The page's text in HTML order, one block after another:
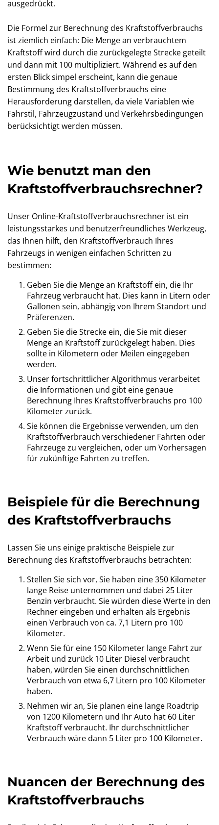
ausgedrückt.
Die Formel zur Berechnung des Kraftstoffverbrauchs
ist ziemlich einfach: Die Menge an verbrauchtem
Kraftstoff wird durch die zurückgelegte Strecke geteilt
und dann mit 100 multipliziert. Während es auf den
ersten Blick simpel erscheint, kann die genaue
Bestimmung des Kraftstoffverbrauchs eine
Herausforderung darstellen, da viele Variablen wie
Fahrstil, Fahrzeugzustand und Verkehrsbedingungen
berücksichtigt werden müssen.
Wie benutzt man den
Kraftstoffverbrauchsrechner?
Unser Online-Kraftstoffverbrauchsrechner ist ein
leistungsstarkes und benutzerfreundliches Werkzeug,
das Ihnen hilft, den Kraftstoffverbrauch Ihres
Fahrzeugs in wenigen einfachen Schritten zu
bestimmen:
Geben Sie die Menge an Kraftstoff ein, die Ihr
Fahrzeug verbraucht hat. Dies kann in Litern oder
Gallonen sein, abhängig von Ihrem Standort und
Präferenzen.
Geben Sie die Strecke ein, die Sie mit dieser
Menge an Kraftstoff zurückgelegt haben. Dies
sollte in Kilometern oder Meilen eingegeben
werden.
Unser fortschrittlicher Algorithmus verarbeitet
die Informationen und gibt eine genaue
Berechnung Ihres Kraftstoffverbrauchs pro 100
Kilometer zurück.
Sie können die Ergebnisse verwenden, um den
Kraftstoffverbrauch verschiedener Fahrten oder
Fahrzeuge zu vergleichen, oder um Vorhersagen
für zukünftige Fahrten zu treffen.
Beispiele für die Berechnung
des Kraftstoffverbrauchs
Lassen Sie uns einige praktische Beispiele zur
Berechnung des Kraftstoffverbrauchs betrachten:
Stellen Sie sich vor, Sie haben eine 350 Kilometer
lange Reise unternommen und dabei 25 Liter
Benzin verbraucht. Sie würden diese Werte in den
Rechner eingeben und erhalten als Ergebnis
einen Verbrauch von ca. 7,1 Litern pro 100
Kilometer.
Wenn Sie für eine 150 Kilometer lange Fahrt zur
Arbeit und zurück 10 Liter Diesel verbraucht
haben, würden Sie einen durchschnittlichen
Verbrauch von etwa 6,7 Litern pro 100 Kilometer
haben.
Nehmen wir an, Sie planen eine lange Roadtrip
von 1200 Kilometern und Ihr Auto hat 60 Liter
Kraftstoff verbraucht. Ihr durchschnittlicher
Verbrauch wäre dann 5 Liter pro 100 Kilometer.
Nuancen der Berechnung des
Kraftstoffverbrauchs